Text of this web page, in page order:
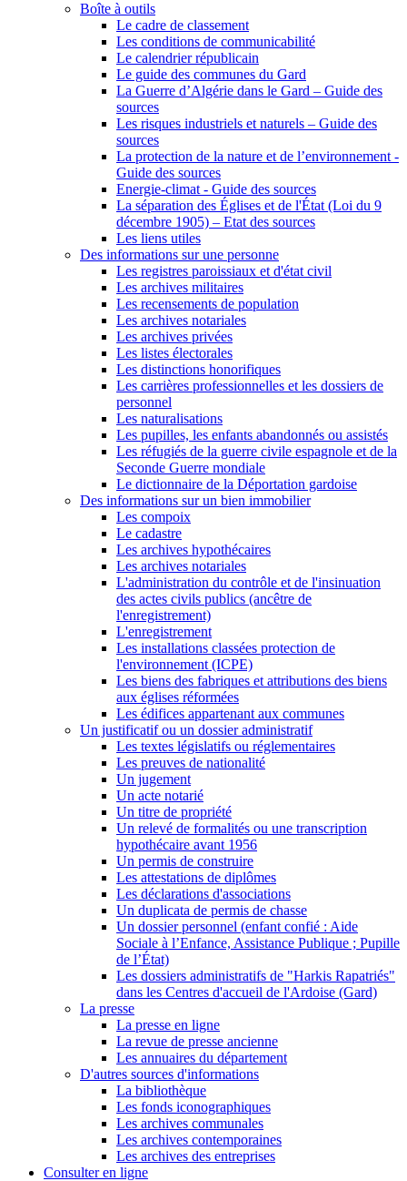
Boîte à outils
Le cadre de classement
Les conditions de communicabilité
Le calendrier républicain
Le guide des communes du Gard
La Guerre d’Algérie dans le Gard – Guide des
sources
Les risques industriels et naturels – Guide des
sources
La protection de la nature et de l’environnement -
Guide des sources
Energie-climat - Guide des sources
La séparation des Églises et de l'État (Loi du 9
décembre 1905) – Etat des sources
Les liens utiles
Des informations sur une personne
Les registres paroissiaux et d'état civil
Les archives militaires
Les recensements de population
Les archives notariales
Les archives privées
Les listes électorales
Les distinctions honorifiques
Les carrières professionnelles et les dossiers de
personnel
Les naturalisations
Les pupilles, les enfants abandonnés ou assistés
Les réfugiés de la guerre civile espagnole et de la
Seconde Guerre mondiale
Le dictionnaire de la Déportation gardoise
Des informations sur un bien immobilier
Les compoix
Le cadastre
Les archives hypothécaires
Les archives notariales
L'administration du contrôle et de l'insinuation
des actes civils publics (ancêtre de
l'enregistrement)
L'enregistrement
Les installations classées protection de
l'environnement (ICPE)
Les biens des fabriques et attributions des biens
aux églises réformées
Les édifices appartenant aux communes
Un justificatif ou un dossier administratif
Les textes législatifs ou réglementaires
Les preuves de nationalité
Un jugement
Un acte notarié
Un titre de propriété
Un relevé de formalités ou une transcription
hypothécaire avant 1956
Un permis de construire
Les attestations de diplômes
Les déclarations d'associations
Un duplicata de permis de chasse
Un dossier personnel (enfant confié : Aide
Sociale à l’Enfance, Assistance Publique ; Pupille
de l’État)
Les dossiers administratifs de "Harkis Rapatriés"
dans les Centres d'accueil de l'Ardoise (Gard)
La presse
La presse en ligne
La revue de presse ancienne
Les annuaires du département
D'autres sources d'informations
La bibliothèque
Les fonds iconographiques
Les archives communales
Les archives contemporaines
Les archives des entreprises
Consulter en ligne